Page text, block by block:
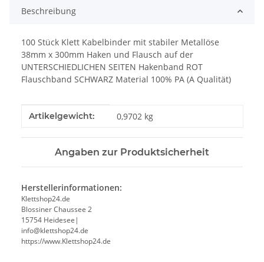
Beschreibung
100 Stück Klett Kabelbinder mit stabiler Metallöse
38mm x 300mm Haken und Flausch auf der
UNTERSCHIEDLICHEN SEITEN Hakenband ROT
Flauschband SCHWARZ Material 100% PA (A Qualität)
Produkteigenschaft
Wert
Artikelgewicht: 0,9702 kg
Angaben zur Produktsicherheit
Herstellerinformationen:
Klettshop24.de
Blossiner Chaussee 2
15754 Heidesee|
info@klettshop24.de
https://www.Klettshop24.de